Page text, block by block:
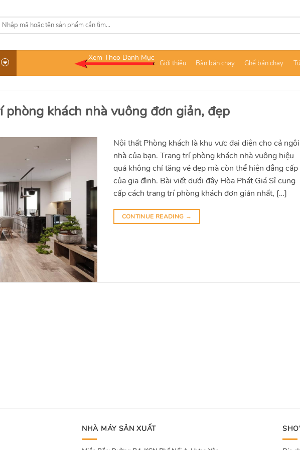
Tìm
Xem Theo Danh Mục
Giới thiệu Bàn bán chạy Ghế bán chạy
phòng khách nhà vuông đơn giản, đẹp
Nội thất Phòng khách là khu vực đại diện cho cả ngôi
nhà của bạn. Trang trí phòng khách nhà vuông hiệu
quả không chỉ tăng vẻ đẹp mà còn thể hiện đẳng cấp
của gia đình. Bài viết dưới đây Hòa Phát Giá Sỉ cung
cấp cách trang trí phòng khách đơn giản nhất, […]
CONTINUE READING →
NHÀ MÁY SẢN XUẤT